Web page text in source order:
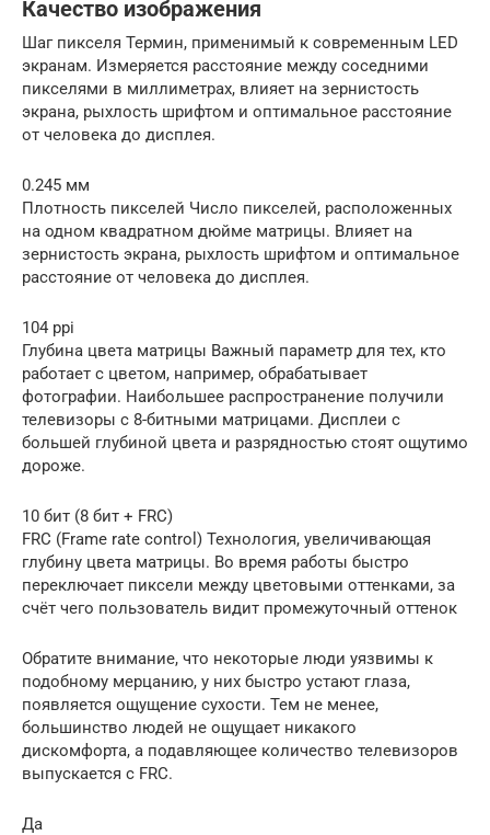
Качество изображения
Шаг пикселя Термин, применимый к современным LED
экранам. Измеряется расстояние между соседними
пикселями в миллиметрах, влияет на зернистость
экрана, рыхлость шрифтом и оптимальное расстояние
от человека до дисплея.
0.245 мм
Плотность пикселей Число пикселей, расположенных
на одном квадратном дюйме матрицы. Влияет на
зернистость экрана, рыхлость шрифтом и оптимальное
расстояние от человека до дисплея.
104 ppi
Глубина цвета матрицы Важный параметр для тех, кто
работает с цветом, например, обрабатывает
фотографии. Наибольшее распространение получили
телевизоры с 8-битными матрицами. Дисплеи с
большей глубиной цвета и разрядностью стоят ощутимо
дороже.
10 бит (8 бит + FRC)
FRC (Frame rate control) Технология, увеличивающая
глубину цвета матрицы. Во время работы быстро
переключает пиксели между цветовыми оттенками, за
счёт чего пользователь видит промежуточный оттенок
Обратите внимание, что некоторые люди уязвимы к
подобному мерцанию, у них быстро устают глаза,
появляется ощущение сухости. Тем не менее,
большинство людей не ощущает никакого
дискомфорта, а подавляющее количество телевизоров
выпускается с FRC.
Да